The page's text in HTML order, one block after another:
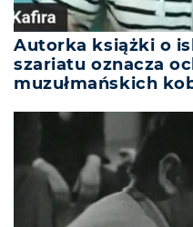
Autorka książki o
szariatu oznacza
muzułmańskich